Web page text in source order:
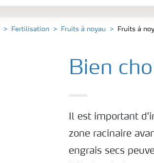
Fertilisation Fruits à noyau Fruits à
Bien
Il est important
zone racinaire
engrais secs